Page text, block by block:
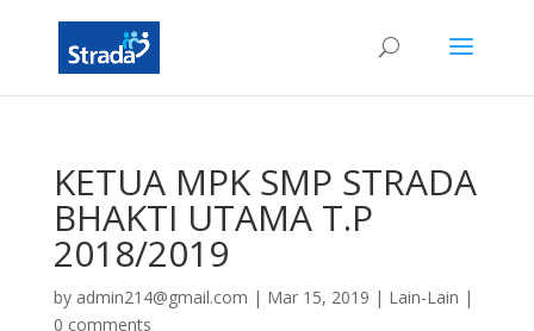
KETUA MPK SMP STRADA
BHAKTI UTAMA T.P
2018/2019
by admin214@gmail.com | Mar 15, 2019 | Lain-Lain |
0 comments